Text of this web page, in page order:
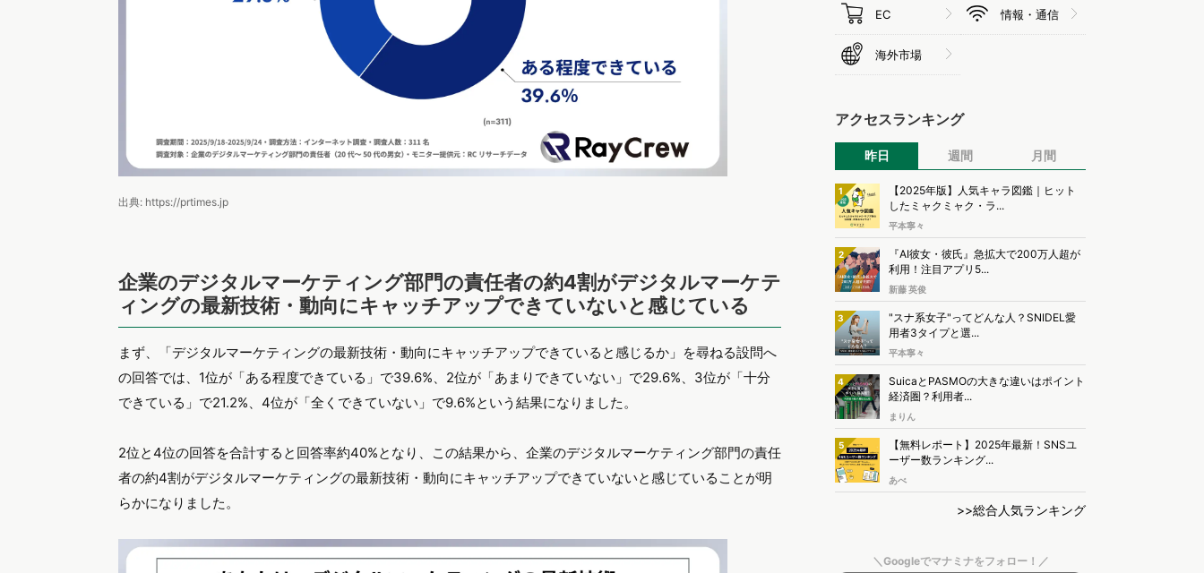
出典: https://prtimes.jp
企業のデジタルマーケティング部門の責任者の約4割がデジタルマーケテ
ィングの最新技術・動向にキャッチアップできていないと感じている
まず、「デジタルマーケティングの最新技術・動向にキャッチアップできていると感じるか」を尋ねる設問へ
の回答では、1位が「ある程度できている」で39.6%、2位が「あまりできていない」で29.6%、3位が「十分
できている」で21.2%、4位が「全くできていない」で9.6%という結果になりました。
2位と4位の回答を合計すると回答率約40%となり、この結果から、企業のデジタルマーケティング部門の責任
者の約4割がデジタルマーケティングの最新技術・動向にキャッチアップできていないと感じていることが明
らかになりました。
EC 情報・通信
海外市場
アクセスランキング
昨日 週間 月間
1
【2025年版】人気キャラ図鑑｜ヒット
したミャクミャク・ラ...
平本寧々
2
『AI彼女・彼氏』急拡大で200万人超が
利用！注目アプリ5...
新藤 英俊
3
"スナ系女子"ってどんな人？SNIDEL愛
用者3タイプと選...
平本寧々
4
SuicaとPASMOの大きな違いはポイント
経済圏？利用者...
まりん
5
【無料レポート】2025年最新！SNSユ
ーザー数ランキング...
あべ
>>総合人気ランキング
＼Googleでマナミナをフォロー！／